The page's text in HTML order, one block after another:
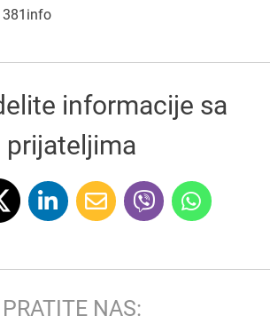
381info
informacije sa
prijateljima
PRATITE NAS: